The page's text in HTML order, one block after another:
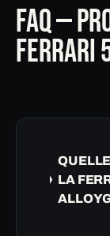
FAQ —
FERRARI
LA